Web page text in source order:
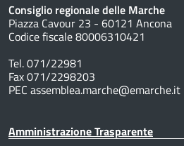
Consiglio regionale delle Marche
Piazza Cavour 23 - 60121 Ancona
Codice fiscale 80006310421
Tel. 071/22981
Fax 071/2298203
PEC assemblea.marche@emarche.it
Amministrazione Trasparente